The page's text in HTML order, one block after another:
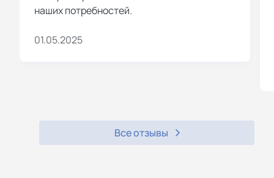
наших потребностей.
01.05.2025
Все отзывы